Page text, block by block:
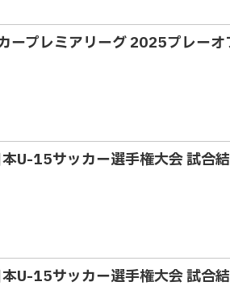
ープレミアリーグ 2025プレーオ
U-15サッカー選手権大会 試合
U-15サッカー選手権大会 試合